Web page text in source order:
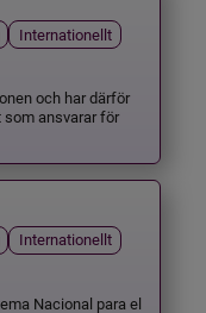
Internationellt
och har därför
som ansvarar för
Internationellt
Nacional para el